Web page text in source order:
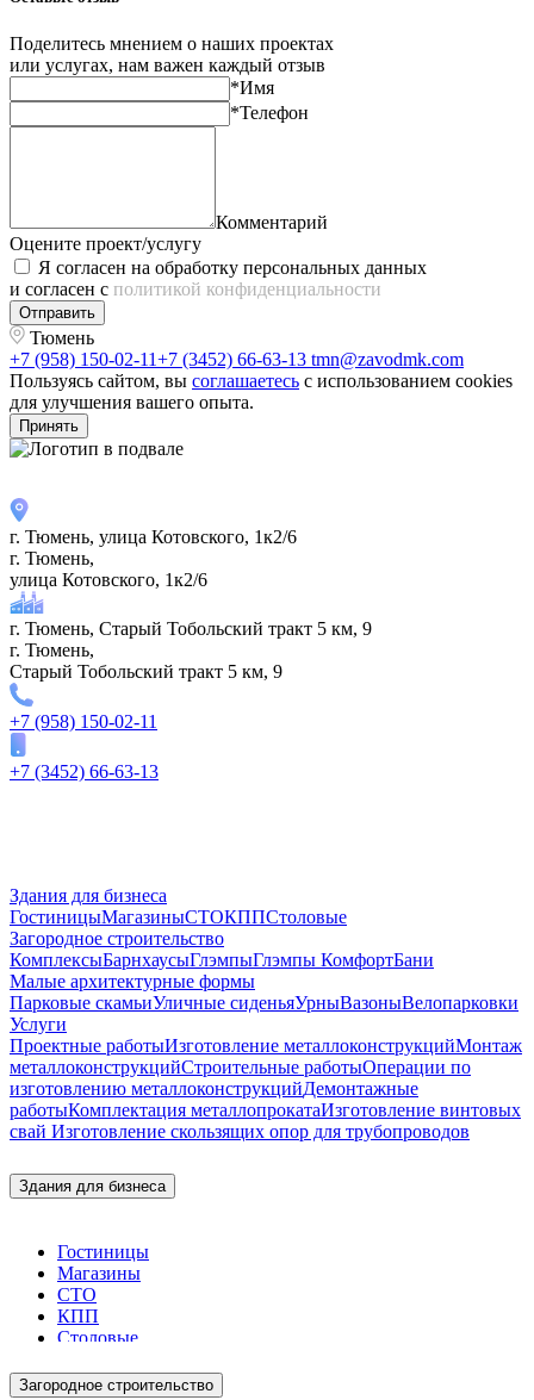
Поделитесь мнением о наших проектах
или услугах, нам важен каждый отзыв
*Имя
*Телефон
Комментарий
Оцените проект/услугу
Я согласен на обработку персональных данных
и согласен с политикой конфиденциальности
Отправить
Тюмень
+7 (958) 150-02-11+7 (3452) 66-63-13 tmn@zavodmk.com
Пользуясь сайтом, вы соглашаетесь с использованием cookies
для улучшения вашего опыта.
Принять
г. Тюмень, улица Котовского, 1к2/6
г. Тюмень,
улица Котовского, 1к2/6
г. Тюмень, Старый Тобольский тракт 5 км, 9
г. Тюмень,
Старый Тобольский тракт 5 км, 9
+7 (958) 150-02-11
+7 (3452) 66-63-13
Здания для бизнеса
ГостиницыМагазиныСТОКППСтоловые
Загородное строительство
КомплексыБарнхаусыГлэмпыГлэмпы КомфортБани
Малые архитектурные формы
Парковые скамьиУличные сиденьяУрныВазоныВелопарковки
Услуги
Проектные работыИзготовление металлоконструкцийМонтаж
металлоконструкцийСтроительные работыОперации по
изготовлению металлоконструкцийДемонтажные
работыКомплектация металлопрокатаИзготовление винтовых
свай Изготовление скользящих опор для трубопроводов
Здания для бизнеса
Гостиницы
Магазины
СТО
КПП
Столовые
Загородное строительство